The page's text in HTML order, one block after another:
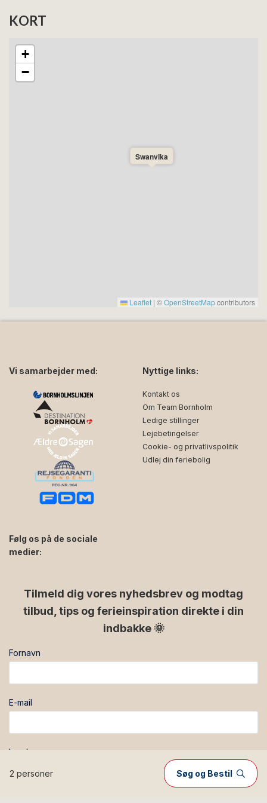
2 personer Søg og Bestil
KORT
Swanvika
+
−
Leaflet | ©OpenStreetMapcontributors
Vi samarbejder med:
Følg os på de sociale
medier:
Nyttige links:
Kontakt os
Om Team Bornholm
Ledige stillinger
Lejebetingelser
Cookie- og privatlivspolitik
Udlej din feriebolig
Tilmeld dig vores nyhedsbrev og modtag
tilbud, tips og ferieinspiration direkte i din
indbakke 🌞
Fornavn
E-mail
Land